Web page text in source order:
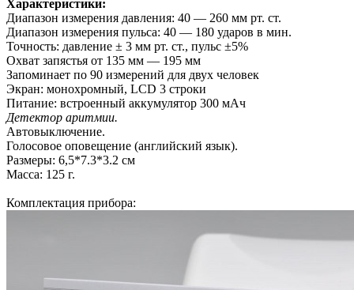
Характеристики:
Диапазон измерения давления: 40 — 260 мм рт. ст.
Диапазон измерения пульса: 40 — 180 ударов в мин.
Точность: давление ± 3 мм рт. ст., пульс ±5%
Охват запястья от 135 мм — 195 мм
Запоминает по 90 измерений для двух человек
Экран: монохромный, LCD 3 строки
Питание: встроенный аккумулятор 300 мАч
Детектор аритмии.
Автовыключение.
Голосовое оповещение (английский язык).
Размеры: 6,5*7.3*3.2 см
Масса: 125 г.
Комплектация прибора: